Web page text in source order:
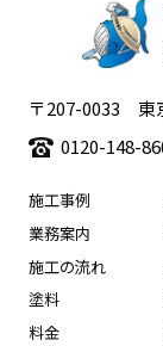
〒207-0033 東
0120-148-
施工事例
業務案内
施工の流れ
塗料
料金